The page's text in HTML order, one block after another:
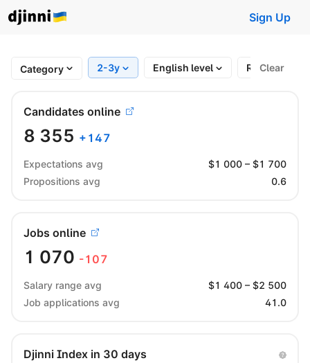
Sign Up
Category 2-3y English level Region
Clear
Candidates online
8 355 + 147
Expectations avg $1 000 – $1 700
Propositions avg
0.6
Jobs online
1 070 -107
Salary range avg $1 400 – $2 500
Job applications avg
41.0
Djinni Index in 30 days